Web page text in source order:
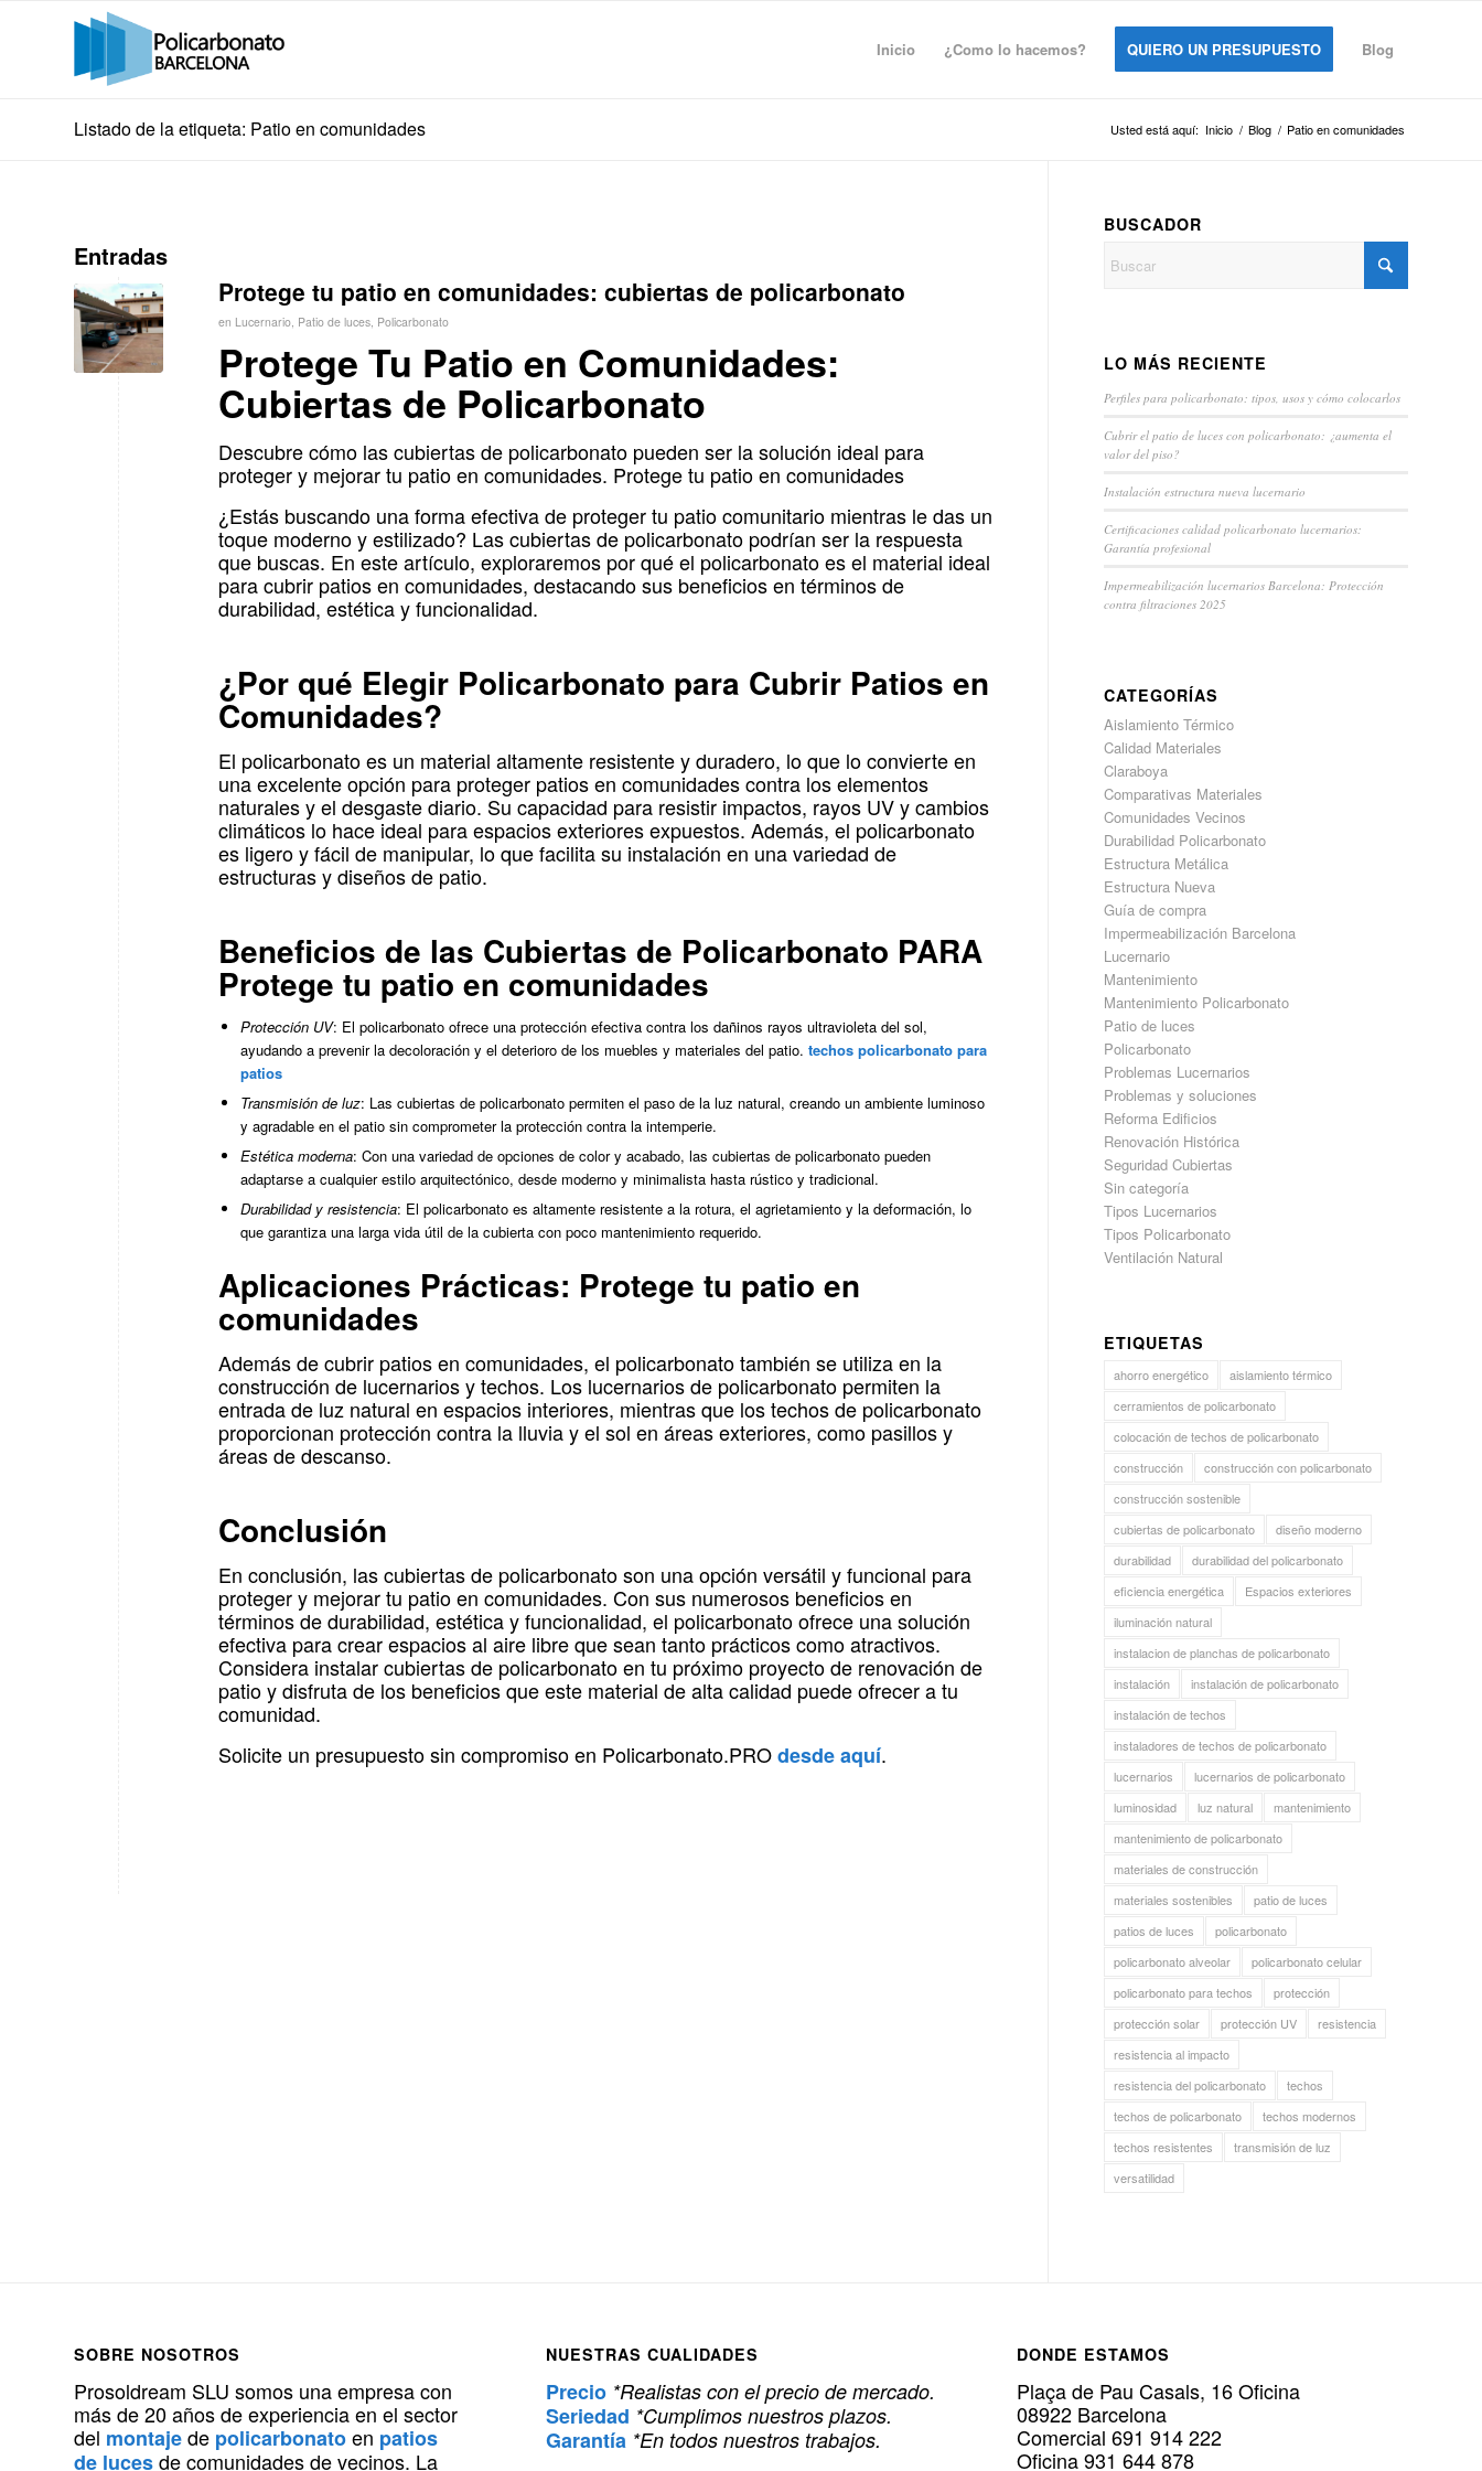
Inicio ¿Como lo hacemos? QUIERO UN PRESUPUESTO Blog
Listado de la etiqueta: Patio en comunidades Usted está aquí: Inicio / Blog / Patio en comunidades
Entradas
Protege tu patio en comunidades: cubiertas de policarbonato
en Lucernario, Patio de luces, Policarbonato
Protege Tu Patio en Comunidades:
Cubiertas de Policarbonato
Descubre cómo las cubiertas de policarbonato pueden ser la solución ideal para
proteger y mejorar tu patio en comunidades. Protege tu patio en comunidades
¿Estás buscando una forma efectiva de proteger tu patio comunitario mientras le das un
toque moderno y estilizado? Las cubiertas de policarbonato podrían ser la respuesta
que buscas. En este artículo, exploraremos por qué el policarbonato es el material ideal
para cubrir patios en comunidades, destacando sus beneficios en términos de
durabilidad, estética y funcionalidad.
¿Por qué Elegir Policarbonato para Cubrir Patios en
Comunidades?
El policarbonato es un material altamente resistente y duradero, lo que lo convierte en
una excelente opción para proteger patios en comunidades contra los elementos
naturales y el desgaste diario. Su capacidad para resistir impactos, rayos UV y cambios
climáticos lo hace ideal para espacios exteriores expuestos. Además, el policarbonato
es ligero y fácil de manipular, lo que facilita su instalación en una variedad de
estructuras y diseños de patio.
Beneficios de las Cubiertas de Policarbonato PARA
Protege tu patio en comunidades
Protección UV: El policarbonato ofrece una protección efectiva contra los dañinos rayos ultravioleta del sol,
ayudando a prevenir la decoloración y el deterioro de los muebles y materiales del patio. techos policarbonato para
patios
Transmisión de luz: Las cubiertas de policarbonato permiten el paso de la luz natural, creando un ambiente luminoso
y agradable en el patio sin comprometer la protección contra la intemperie.
Estética moderna: Con una variedad de opciones de color y acabado, las cubiertas de policarbonato pueden
adaptarse a cualquier estilo arquitectónico, desde moderno y minimalista hasta rústico y tradicional.
Durabilidad y resistencia: El policarbonato es altamente resistente a la rotura, el agrietamiento y la deformación, lo
que garantiza una larga vida útil de la cubierta con poco mantenimiento requerido.
Aplicaciones Prácticas: Protege tu patio en
comunidades
Además de cubrir patios en comunidades, el policarbonato también se utiliza en la
construcción de lucernarios y techos. Los lucernarios de policarbonato permiten la
entrada de luz natural en espacios interiores, mientras que los techos de policarbonato
proporcionan protección contra la lluvia y el sol en áreas exteriores, como pasillos y
áreas de descanso.
Conclusión
En conclusión, las cubiertas de policarbonato son una opción versátil y funcional para
proteger y mejorar tu patio en comunidades. Con sus numerosos beneficios en
términos de durabilidad, estética y funcionalidad, el policarbonato ofrece una solución
efectiva para crear espacios al aire libre que sean tanto prácticos como atractivos.
Considera instalar cubiertas de policarbonato en tu próximo proyecto de renovación de
patio y disfruta de los beneficios que este material de alta calidad puede ofrecer a tu
comunidad.
Solicite un presupuesto sin compromiso en Policarbonato.PROdesde aquí.
BUSCADOR
LO MÁS RECIENTE
Perfiles para policarbonato: tipos, usos y cómo colocarlos
Cubrir el patio de luces con policarbonato: ¿aumenta el
valor del piso?
Instalación estructura nueva lucernario
Certificaciones calidad policarbonato lucernarios:
Garantía profesional
Impermeabilización lucernarios Barcelona: Protección
contra filtraciones 2025
CATEGORÍAS
Aislamiento Térmico
Calidad Materiales
Claraboya
Comparativas Materiales
Comunidades Vecinos
Durabilidad Policarbonato
Estructura Metálica
Estructura Nueva
Guía de compra
Impermeabilización Barcelona
Lucernario
Mantenimiento
Mantenimiento Policarbonato
Patio de luces
Policarbonato
Problemas Lucernarios
Problemas y soluciones
Reforma Edificios
Renovación Histórica
Seguridad Cubiertas
Sin categoría
Tipos Lucernarios
Tipos Policarbonato
Ventilación Natural
ETIQUETAS
ahorro energético
aislamiento térmico
cerramientos de policarbonato
colocación de techos de policarbonato
construcción
construcción con policarbonato
construcción sostenible
cubiertas de policarbonato
diseño moderno
durabilidad
durabilidad del policarbonato
eficiencia energética
Espacios exteriores
iluminación natural
instalacion de planchas de policarbonato
instalación
instalación de policarbonato
instalación de techos
instaladores de techos de policarbonato
lucernarios
lucernarios de policarbonato
luminosidad
luz natural
mantenimiento
mantenimiento de policarbonato
materiales de construcción
materiales sostenibles
patio de luces
patios de luces
policarbonato
policarbonato alveolar
policarbonato celular
policarbonato para techos
protección
protección solar
protección UV
resistencia
resistencia al impacto
resistencia del policarbonato
techos
techos de policarbonato
techos modernos
techos resistentes
transmisión de luz
versatilidad
SOBRE NOSOTROS
Prosoldream SLU somos una empresa con
más de 20 años de experiencia en el sector
del montajede policarbonatoen patios
de lucesde comunidades de vecinos. La
NUESTRAS CUALIDADES
Precio *Realistas con el precio de mercado.
Seriedad *Cumplimos nuestros plazos.
Garantía *En todos nuestros trabajos.
DONDE ESTAMOS
Plaça de Pau Casals, 16 Oficina
08922 Barcelona
Comercial 691 914 222
Oficina 931 644 878